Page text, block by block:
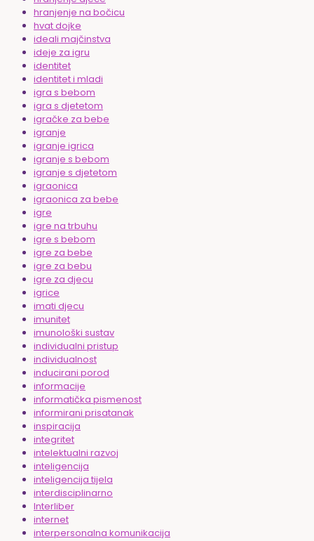
hranjenje na bočicu
hvat dojke
ideali majčinstva
ideje za igru
identitet
identitet i mladi
igra s bebom
igra s djetetom
igračke za bebe
igranje
igranje igrica
igranje s bebom
igranje s djetetom
igraonica
igraonica za bebe
igre
igre na trbuhu
igre s bebom
igre za bebe
igre za bebu
igre za djecu
igrice
imati djecu
imunitet
imunološki sustav
individualni pristup
individualnost
inducirani porod
informacije
informatička pismenost
informirani prisatanak
inspiracija
integritet
intelektualni razvoj
inteligencija
inteligencija tijela
interdisciplinarno
Interliber
internet
interpersonalna komunikacija